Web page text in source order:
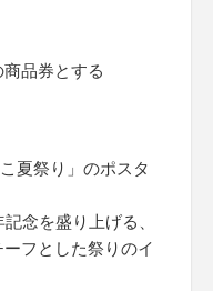
品券とする
夏祭り」のポスタ
念を盛り上げる、
ーフとした祭りのイ